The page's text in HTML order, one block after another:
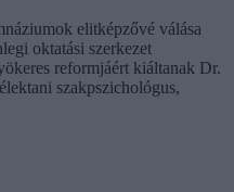
elitképzővé válása
oktatási szerkezet
reformjáért kiáltanak Dr.
szakpszichológus,